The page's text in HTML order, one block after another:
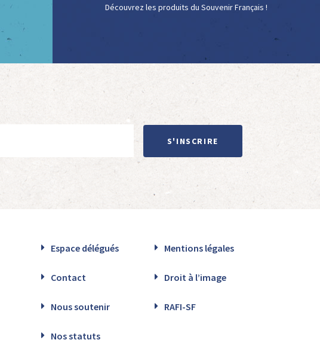
Découvrez les produits du Souvenir Français !
S'INSCRIRE
Espace délégués Mentions légales
Contact Droit à l’image
Nous soutenir RAFI-SF
Nos statuts